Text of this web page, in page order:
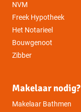
NVM
Freek Hypotheek
Het Notarieel
Bouwgenoot
Zibber
Makelaar nodig?
Makelaar Bathmen